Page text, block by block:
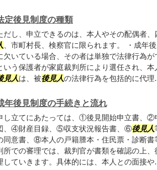
定後見制度の種類
だし、申立できるのは、本人やその配偶者
、市町村長、検察官に限られます。 ・成年
欠いている場合、その者は単独で法律行為が
いう保護者が家庭裁判所により選任され、本
見人は、被後見人の法律行為を包括的に代理
年後見制度の手続きと流れ
し立てにあたっては、①後見開始申立書、
、④財産目録、⑤収支状況報告書、⑥後見人
同意書、⑧本人の戸籍謄本・住民票・診断書
所での審理では、裁判官が書類を確認の上
していきます。具体的には、本人との面接や